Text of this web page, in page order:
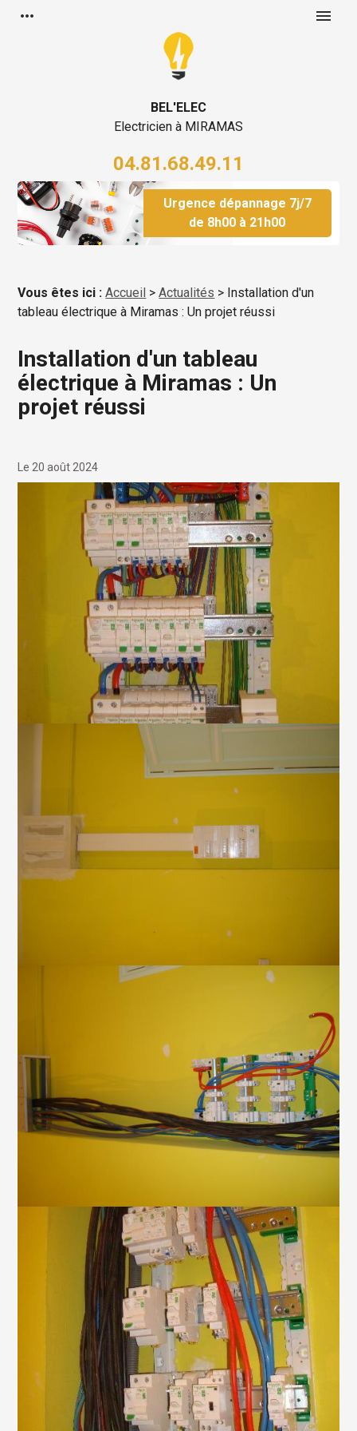
more_horiz menu
BEL'ELEC
Electricien à MIRAMAS
04.81.68.49.11
Urgence dépannage 7j/7
de 8h00 à 21h00
Vous êtes ici : Accueil >Actualités > Installation d'un
tableau électrique à Miramas : Un projet réussi
Installation d'un tableau
électrique à Miramas : Un
projet réussi
Le 20 août 2024